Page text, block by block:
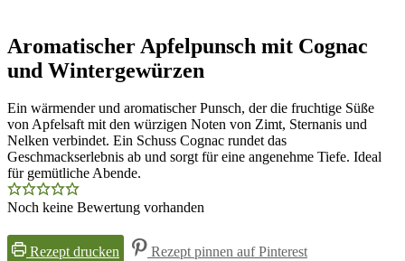
Aromatischer Apfelpunsch mit Cognac
und Wintergewürzen
Ein wärmender und aromatischer Punsch, der die fruchtige Süße
von Apfelsaft mit den würzigen Noten von Zimt, Sternanis und
Nelken verbindet. Ein Schuss Cognac rundet das
Geschmackserlebnis ab und sorgt für eine angenehme Tiefe. Ideal
für gemütliche Abende.
Noch keine Bewertung vorhanden
Rezept drucken Rezept pinnen auf Pinterest